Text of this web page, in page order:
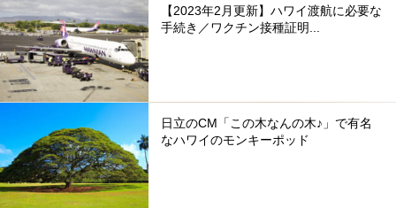
【2023年2月更新】ハワイ渡航に必要な
手続き／ワクチン接種証明...
日立のCM「この木なんの木♪」で有名
なハワイのモンキーポッド